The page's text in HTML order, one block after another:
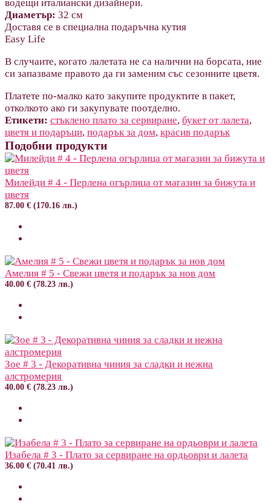
водещи италиански дизайнери.
Диаметър: 32 см
Доставя се в специална подаръчна кутия
Easy Life
В случаите, когато лалетата не са налични на борсата, ние
си запазваме правото да ги заменим със сезонните цветя.
Платете по-малко като закупите продуктите в пакет,
отколкото ако ги закупувате поотделно.
Етикети: стъклено плато за сервиране, букет от лалета,
цветя и подаръци, подарък за дом, красив подарък
Подобни продукти
Милейди # 4 - Перлена огърлица от магазин за бижута и
цветя
87.00 € (170.16 лв.)
Амелия # 5 - Свежи цветя и подарък за нов дом
40.00 € (78.23 лв.)
Зое # 3 - Декоративна чиния за сладки и нежна
алстромерия
40.00 € (78.23 лв.)
Изабела # 3 - Плато за сервиране на ордьоври и лалета
36.00 € (70.41 лв.)